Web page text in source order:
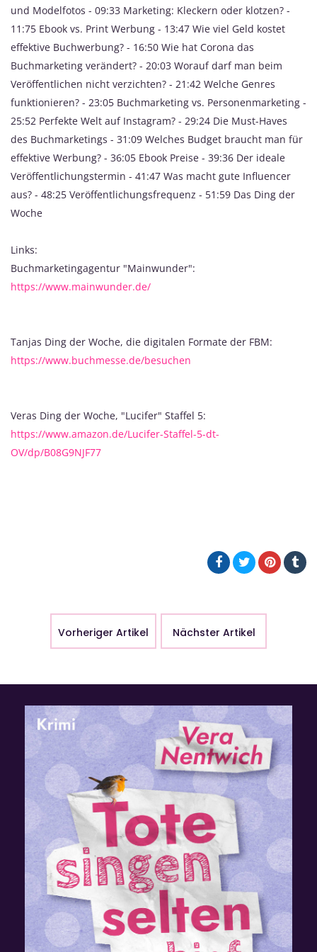
und Modelfotos - 09:33 Marketing: Kleckern oder klotzen? -
11:75 Ebook vs. Print Werbung - 13:47 Wie viel Geld kostet
effektive Buchwerbung? - 16:50 Wie hat Corona das
Buchmarketing verändert? - 20:03 Worauf darf man beim
Veröffentlichen nicht verzichten? - 21:42 Welche Genres
funktionieren? - 23:05 Buchmarketing vs. Personenmarketing -
25:52 Perfekte Welt auf Instagram? - 29:24 Die Must-Haves
des Buchmarketings - 31:09 Welches Budget braucht man für
effektive Werbung? - 36:05 Ebook Preise - 39:36 Der ideale
Veröffentlichungstermin - 41:47 Was macht gute Influencer
aus? - 48:25 Veröffentlichungsfrequenz - 51:59 Das Ding der
Woche
Links:
Buchmarketingagentur "Mainwunder":
https://www.mainwunder.de/
Tanjas Ding der Woche, die digitalen Formate der FBM:
https://www.buchmesse.de/besuchen
Veras Ding der Woche, "Lucifer" Staffel 5:
https://www.amazon.de/Lucifer-Staffel-5-dt-
OV/dp/B08G9NJF77
Vorheriger Artikel Nächster Artikel